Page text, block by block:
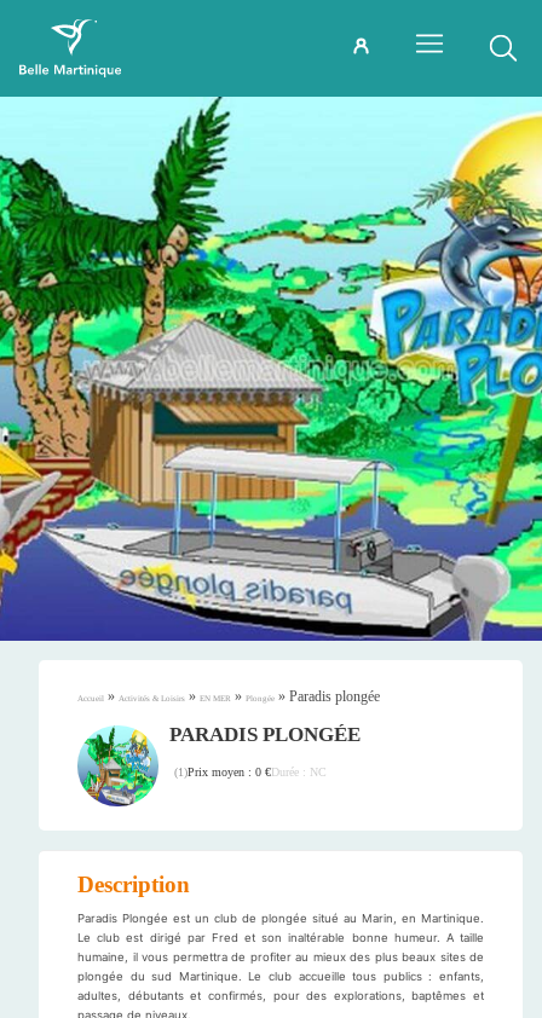
Accueil » Activités & Loisirs » EN MER » Plongée » Paradis plongée
PARADIS PLONGÉE
(1)Prix moyen : 0 €Durée : NC
Description
Paradis Plongée est un club de plongée situé au Marin, en Martinique.
Le club est dirigé par Fred et son inaltérable bonne humeur. A taille
humaine, il vous permettra de profiter au mieux des plus beaux sites de
plongée du sud Martinique. Le club accueille tous publics : enfants,
adultes, débutants et confirmés, pour des explorations, baptêmes et
passage de niveaux.